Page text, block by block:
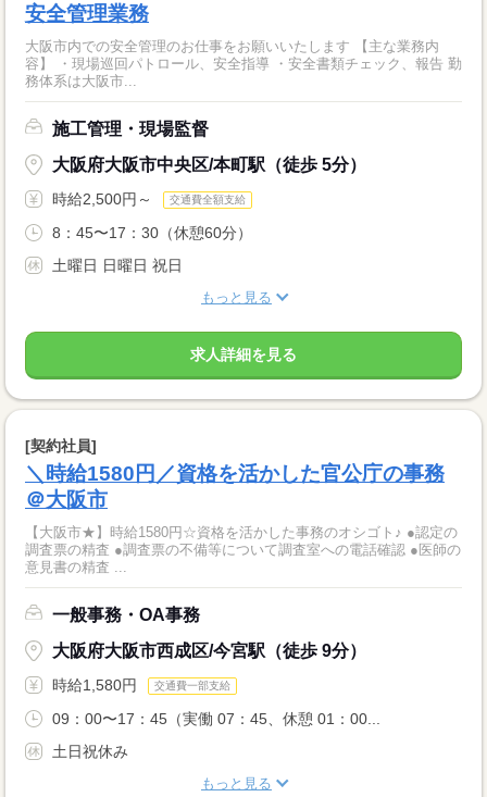
安全管理業務
大阪市内での安全管理のお仕事をお願いいたします 【主な業務内
容】 ・現場巡回パトロール、安全指導 ・安全書類チェック、報告 勤
務体系は大阪市...
施工管理・現場監督
大阪府大阪市中央区/本町駅（徒歩 5分）
時給2,500円～ 交通費全額支給
8：45〜17：30（休憩60分）
土曜日 日曜日 祝日
もっと見る
求人詳細を見る
[契約社員]
＼時給1580円／資格を活かした官公庁の事務
＠大阪市
【大阪市★】時給1580円☆資格を活かした事務のオシゴト♪ ●認定の
調査票の精査 ●調査票の不備等について調査室への電話確認 ●医師の
意見書の精査 ...
一般事務・OA事務
大阪府大阪市西成区/今宮駅（徒歩 9分）
時給1,580円 交通費一部支給
09：00〜17：45（実働 07：45、休憩 01：00...
土日祝休み
もっと見る